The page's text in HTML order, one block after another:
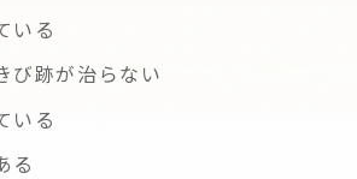
いる
び跡が治らない
いる
る